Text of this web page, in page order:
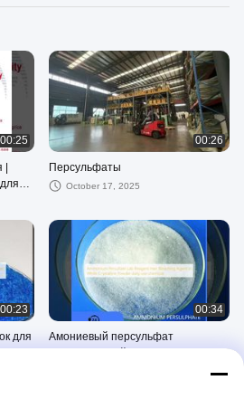
00:25 00:26
Персульфаты
October 17, 2025
00:23
для
00:34
Амониевый персульфат